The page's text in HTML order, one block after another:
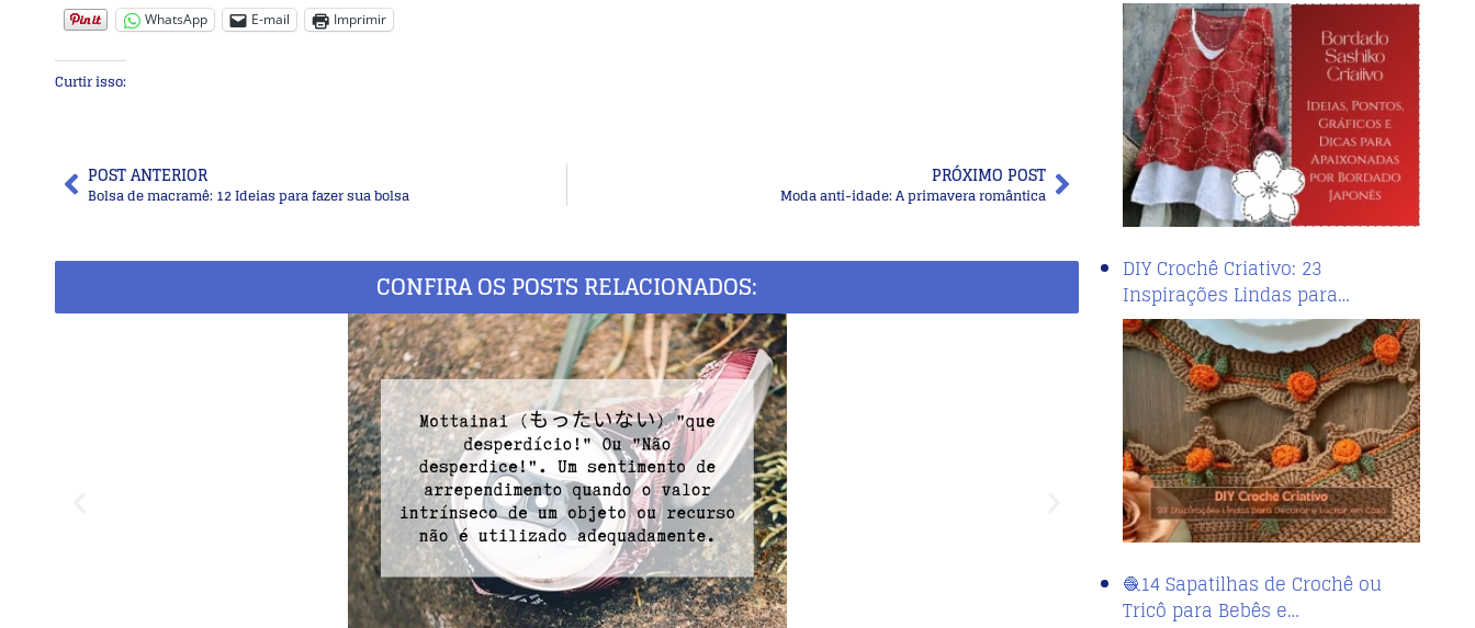
WhatsApp E-mail Imprimir
Curtir isso:
POST ANTERIOR
Bolsa de macramê: 12 Ideias para fazer sua bolsa
PRÓXIMO POST
Moda anti-idade: A primavera romântica
CONFIRA OS POSTS RELACIONADOS:
DIY Crochê Criativo: 23
Inspirações Lindas para…
🧶14 Sapatilhas de Crochê ou
Tricô para Bebês e…